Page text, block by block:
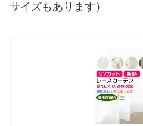
サイズもあります）